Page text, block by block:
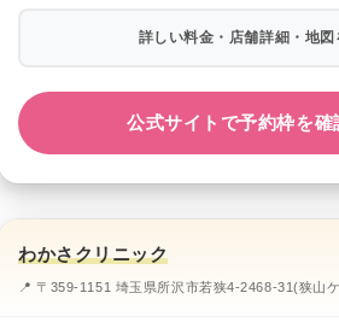
詳しい料金・店舗詳細・地図
公式サイトで予約枠を
わかさクリニック
📍 〒359-1151 埼玉県所沢市若狭4-2468-31(狭山